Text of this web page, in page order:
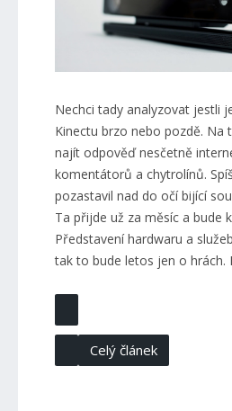
Nechci tady analyzovat jestli
Kinectu brzo nebo pozdě. Na
najít odpověď nesčetně
komentátorů a chytrolínů.
pozastavil nad do očí bijící
Ta přijde už za měsíc a bude
Představení hardwaru a
tak to bude letos jen o hrách.
Celý článek